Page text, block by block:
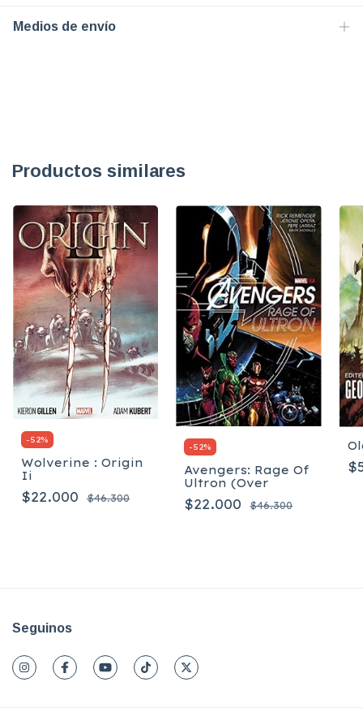
Medios de envío
Productos similares
-52%
Wolverine : Origin
Ii
$22.000 $46.300
-52%
Avengers: Rage Of
Ultron (Over
$22.000 $46.300
Seguinos